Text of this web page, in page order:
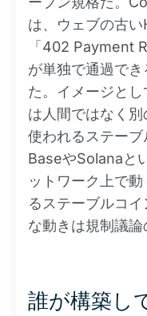
は、ウェブの古
「402 Payment
が単独で通過でき
た。イメージと
は人間ではなく
使われるステーブ
BaseやSolanaと
ットワーク上で
るステーブルコ
な動きは規制議論
誰が構築し